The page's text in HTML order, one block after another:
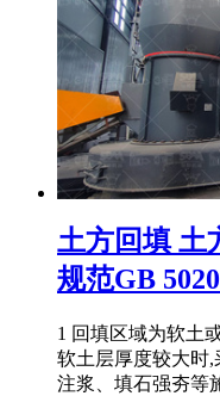
土方回填 土
规范GB
1 回填区域为软土
软土层厚度较大时,
注浆、填石强夯等